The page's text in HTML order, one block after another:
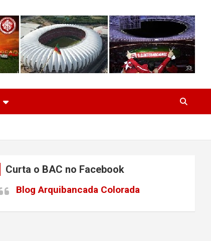
Curta o BAC no Facebook
Blog Arquibancada Colorada